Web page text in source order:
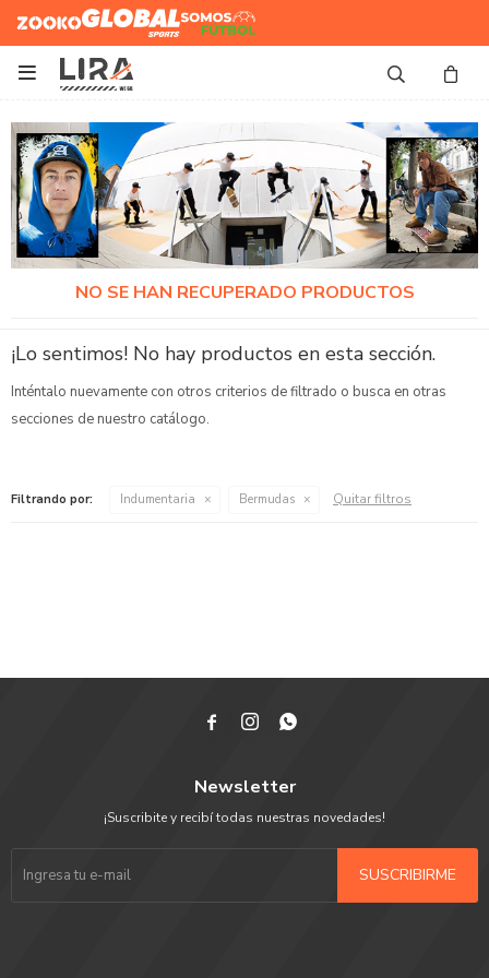
Zooko Global Sports
Somos
Futbol

NO SE HAN RECUPERADO PRODUCTOS
¡Lo sentimos! No hay productos en esta sección.
Inténtalo nuevamente con otros criterios de filtrado o busca en otras
secciones de nuestro catálogo.
Filtrando por: Indumentaria Bermudas Quitar filtros
  
Newsletter
¡Suscribite y recibí todas nuestras novedades!
SUSCRIBIRME